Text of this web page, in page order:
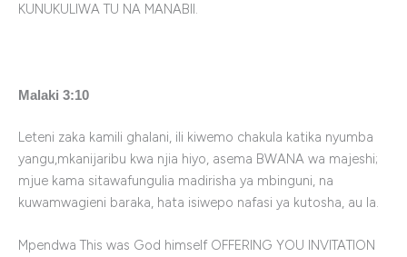
KUNUKULIWA TU NA MANABII.
Malaki 3:10
Leteni zaka kamili ghalani, ili kiwemo chakula katika nyumba
yangu,mkanijaribu kwa njia hiyo, asema BWANA wa majeshi;
mjue kama sitawafungulia madirisha ya mbinguni, na
kuwamwagieni baraka, hata isiwepo nafasi ya kutosha, au la.
Mpendwa This was God himself OFFERING YOU INVITATION